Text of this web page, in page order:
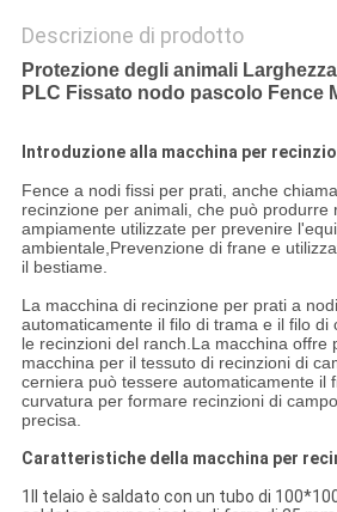
Descrizione di prodotto
Protezione degli animali
PLC Fissato nodo pascolo Fence
Introduzione alla macchina per
Fence a nodi fissi per prati, anche
recinzione per animali, che può produrre
ampiamente utilizzate per prevenire
ambientale,Prevenzione di frane e
il bestiame.
La macchina di recinzione per prati a
automaticamente il filo di trama e il filo di
le recinzioni del ranch.La macchina offre
macchina per il tessuto di recinzioni di
cerniera può tessere automaticamente il
curvatura per formare recinzioni di
precisa.
Caratteristiche della macchina per
1Il telaio è saldato con un tubo di